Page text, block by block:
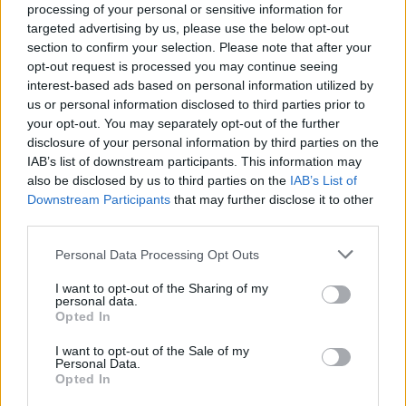
processing of your personal or sensitive information for
targeted advertising by us, please use the below opt-out
section to confirm your selection. Please note that after your
opt-out request is processed you may continue seeing
interest-based ads based on personal information utilized by
us or personal information disclosed to third parties prior to
your opt-out. You may separately opt-out of the further
disclosure of your personal information by third parties on the
IAB’s list of downstream participants. This information may
also be disclosed by us to third parties on the IAB’s List of
Downstream Participants that may further disclose it to other
Personal Data Processing Opt Outs
I want to opt-out of the Sharing of my
personal data.
Opted In
I want to opt-out of the Sale of my
Personal Data.
Opted In
Vous souhaitez télécharger le modèle de lettre de
motivation ?
Téléchargez le modèle au format Word
Téléchargez le modèle au format PDF
LETTRE DE MOTIVATION
A propos Nathalie Leclerc